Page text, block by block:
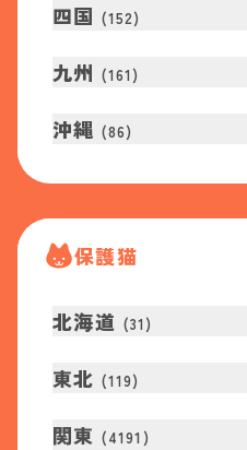
四国 (152)
九州 (161 )
沖縄 (86)
保護猫
北海道 (31 )
東北 (119)
関東 (4191 )